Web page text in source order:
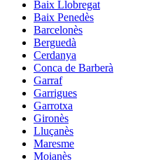
Baix Llobregat
Baix Penedès
Barcelonès
Berguedà
Cerdanya
Conca de Barberà
Garraf
Garrigues
Garrotxa
Gironès
Lluçanès
Maresme
Moianès